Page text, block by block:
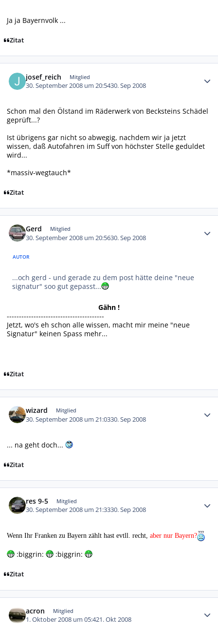
Ja ja Bayernvolk ...
Zitat
josef_reich Mitglied
30. September 2008 um 20:5430. Sep 2008
Schon mal den Ölstand im Räderwerk von Becksteins Schädel
geprüft...?
Ist übrigens gar nicht so abwegig, nachdem wir ja jetzt
wissen, daß Autofahren im Suff von höchster Stelle geduldet
wird...
*massiv-wegtauch*
Zitat
Gerd Mitglied
30. September 2008 um 20:5630. Sep 2008
AUTOR
...och gerd - und gerade zu dem post hätte deine "neue
signatur" soo gut gepasst...
Gähn !
----------------------------------------
Jetzt, wo's eh schon alle wissen, macht mir meine "neue
Signatur" keinen Spass mehr...
Zitat
wizard Mitglied
30. September 2008 um 21:0330. Sep 2008
... na geht doch...
Zitat
res 9-5 Mitglied
30. September 2008 um 21:3330. Sep 2008
Wenn Ihr Franken zu Bayern zählt hast evtll. recht, aber nur Bayern?
:biggrin: :biggrin:
Zitat
acron Mitglied
1. Oktober 2008 um 05:421. Okt 2008